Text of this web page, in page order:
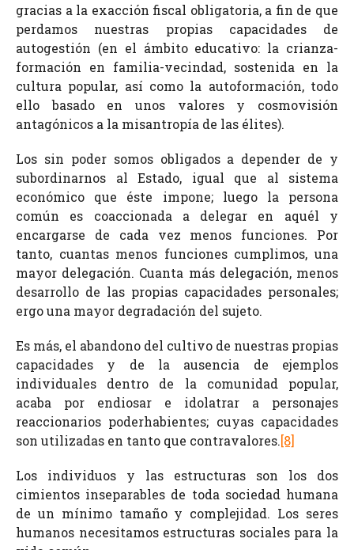
gracias a la exacción fiscal obligatoria, a fin de que
perdamos nuestras propias capacidades de
autogestión (en el ámbito educativo: la crianza-
formación en familia-vecindad, sostenida en la
cultura popular, así como la autoformación, todo
ello basado en unos valores y cosmovisión
antagónicos a la misantropía de las élites).
Los sin poder somos obligados a depender de y
subordinarnos al Estado, igual que al sistema
económico que éste impone; luego la persona
común es coaccionada a delegar en aquél y
encargarse de cada vez menos funciones. Por
tanto, cuantas menos funciones cumplimos, una
mayor delegación. Cuanta más delegación, menos
desarrollo de las propias capacidades personales;
ergo una mayor degradación del sujeto.
Es más, el abandono del cultivo de nuestras propias
capacidades y de la ausencia de ejemplos
individuales dentro de la comunidad popular,
acaba por endiosar e idolatrar a personajes
reaccionarios poderhabientes; cuyas capacidades
son utilizadas en tanto que contravalores.[8]
Los individuos y las estructuras son los dos
cimientos inseparables de toda sociedad humana
de un mínimo tamaño y complejidad. Los seres
humanos necesitamos estructuras sociales para la